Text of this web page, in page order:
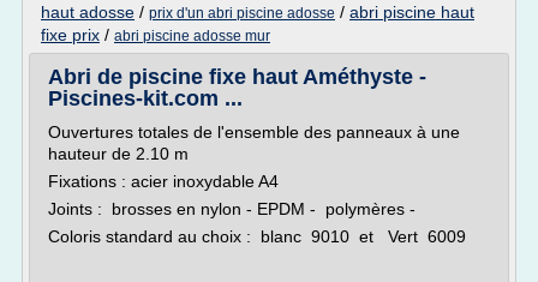
haut adosse / prix d'un abri piscine adosse / abri piscine haut
fixe prix / abri piscine adosse mur
Abri de piscine fixe haut Améthyste -
Piscines-kit.com ...
Ouvertures totales de l'ensemble des panneaux à une
hauteur de 2.10 m
Fixations : acier inoxydable A4
Joints : brosses en nylon - EPDM - polymères -
Coloris standard au choix : blanc 9010 et Vert 6009